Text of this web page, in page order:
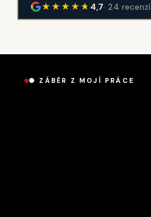
★★★★★ 4,7· 24 recenzí
● ZÁBĚR Z MOJÍ PRÁCE